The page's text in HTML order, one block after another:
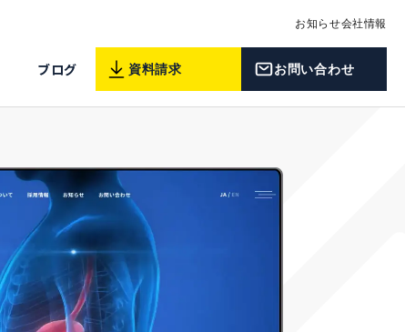
お知らせ会社情報
ブログ 資料請求 お問い合わせ